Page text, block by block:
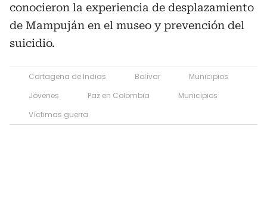
conocieron la experiencia de desplazamiento
de Mampuján en el museo y prevención del
suicidio.
Cartagena de Indias Bolívar
Municipios
Jóvenes
Paz en Colombia
Municipios
Víctimas guerra